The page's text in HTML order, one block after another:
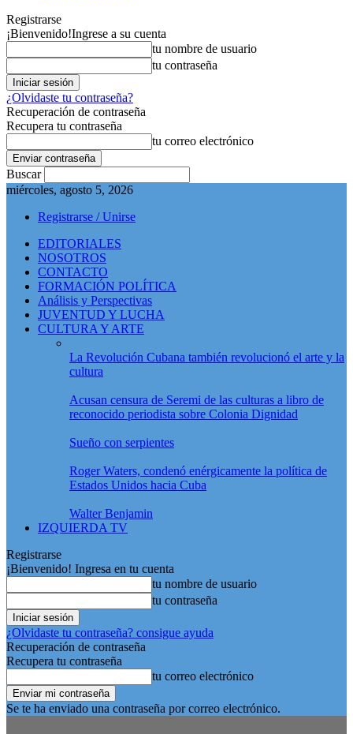
Registrarse
¡Bienvenido!Ingrese a su cuenta
tu nombre de usuario
tu contraseña
¿Olvidaste tu contraseña?
Recuperación de contraseña
Recupera tu contraseña
tu correo electrónico
Buscar
miércoles, agosto 5, 2026
Registrarse / Unirse
EDITORIALES
NOSOTROS
CONTACTO
FORMACIÓN POLÍTICA
Análisis y Perspectivas
JUVENTUD Y LUCHA
CULTURA Y ARTE
La Revolución Cubana también revolucionó el arte y la
cultura
Acusan censura de Seremi de las culturas a libro de
reconocido periodista sobre Colonia Dignidad
Sueño con serpientes
Roger Waters, condenó enérgicamente la política de
Estados Unidos hacia Cuba
Walter Benjamin
IZQUIERDA TV
Registrarse
¡Bienvenido! Ingresa en tu cuenta
tu nombre de usuario
tu contraseña
¿Olvidaste tu contraseña? consigue ayuda
Recuperación de contraseña
Recupera tu contraseña
tu correo electrónico
Se te ha enviado una contraseña por correo electrónico.